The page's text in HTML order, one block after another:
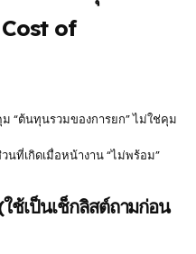
of
“ต้นทุนรวมของการยก” ไม่ใช่คุม
นที่เกิดเมื่อหน้างาน “ไม่พร้อม”
ช้เป็นเช็กลิสต์ถามก่อน